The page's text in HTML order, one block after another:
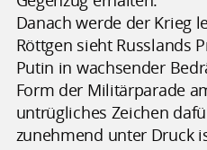
Danach werde der Krieg
Röttgen sieht Russlands
Putin in wachsender
Form der Militärparade
untrügliches Zeichen
zunehmend unter Druck